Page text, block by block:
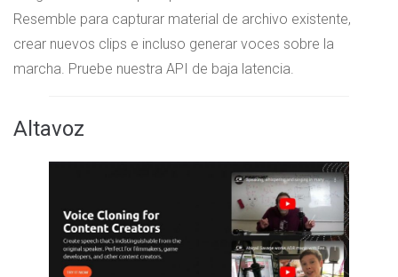
Resemble para capturar material de archivo existente,
crear nuevos clips e incluso generar voces sobre la
marcha. Pruebe nuestra API de baja latencia.
Altavoz